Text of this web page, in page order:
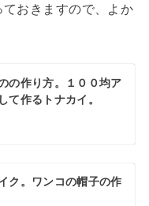
おきますので、よか
の作り方。１００均ア
て作るトナカイ。
ク。ワンコの帽子の作